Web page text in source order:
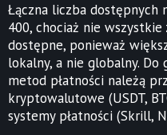
Łączna liczba dostępnych
400, chociaż nie
dostępne, ponieważ
lokalny, a nie globalny. Do
metod płatności należą
kryptowalutowe (USDT,
systemy płatności (Skrill,